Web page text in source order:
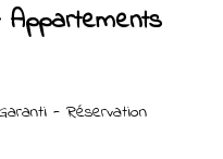
- Réservation